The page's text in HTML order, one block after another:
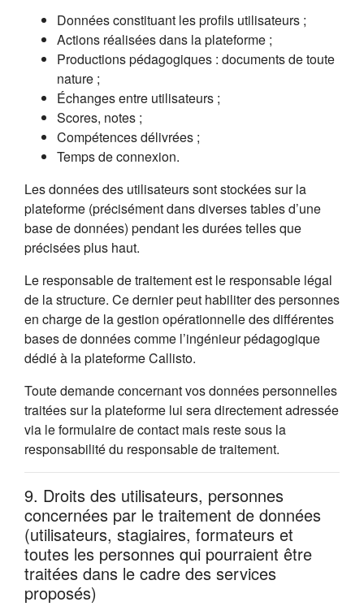
Données constituant les profils utilisateurs ;
Actions réalisées dans la plateforme ;
Productions pédagogiques : documents de toute
nature ;
Échanges entre utilisateurs ;
Scores, notes ;
Compétences délivrées ;
Temps de connexion.
Les données des utilisateurs sont stockées sur la
plateforme (précisément dans diverses tables d’une
base de données) pendant les durées telles que
précisées plus haut.
Le responsable de traitement est le responsable légal
de la structure. Ce dernier peut habiliter des personnes
en charge de la gestion opérationnelle des différentes
bases de données comme l’ingénieur pédagogique
dédié à la plateforme Callisto.
Toute demande concernant vos données personnelles
traitées sur la plateforme lui sera directement adressée
via le formulaire de contact mais reste sous la
responsabilité du responsable de traitement.
9. Droits des utilisateurs, personnes
concernées par le traitement de données
(utilisateurs, stagiaires, formateurs et
toutes les personnes qui pourraient être
traitées dans le cadre des services
proposés)